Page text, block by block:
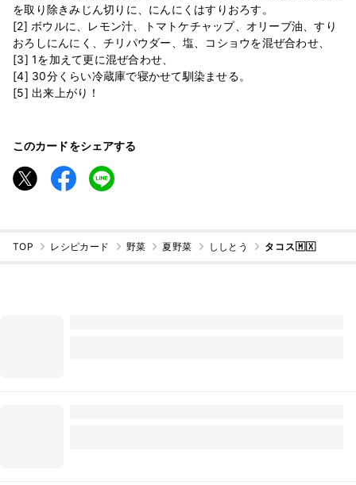
を取り除きみじん切りに、にんにくはすりおろす。
[2] ボウルに、レモン汁、トマトケチャップ、オリーブ油、すり
おろしにんにく、チリパウダー、塩、コショウを混ぜ合わせ、
[3] 1を加えて更に混ぜ合わせ、
[4] 30分くらい冷蔵庫で寝かせて馴染ませる。
[5] 出来上がり！
このカードをシェアする
TOP レシピカード 野菜 夏野菜 ししとう タコス🇲🇽